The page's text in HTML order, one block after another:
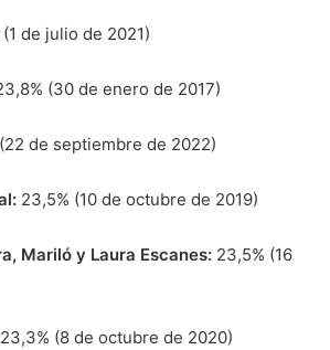
(1 de julio de 2021)
(30 de enero de 2017)
(22 de septiembre de 2022)
23,5% (10 de octubre de 2019)
Mariló y Laura Escanes: 23,5% (16
23,3% (8 de octubre de 2020)